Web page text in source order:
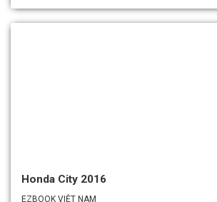
Honda City 2016
EZBOOK VIỆT NAM